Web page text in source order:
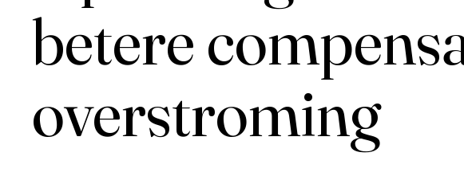
betere
overstroming